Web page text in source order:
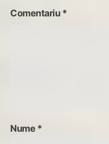
Comentariu *
Nume *